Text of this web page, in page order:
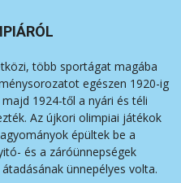
több sportágat magába
egészen 1920-ig
1924-től a nyári és téli
Az újkori olimpiai játékok
épültek be a
és a záróünnepségek
ünnepélyes volta.